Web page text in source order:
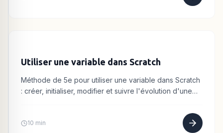
Utiliser une variable dans Scratch
Méthode de 5e pour utiliser une variable dans Scratch
: créer, initialiser, modifier et suivre l'évolution d'une
10 min